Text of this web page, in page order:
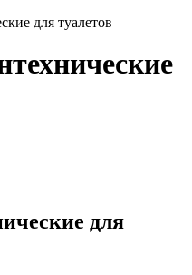
для туалетов
для